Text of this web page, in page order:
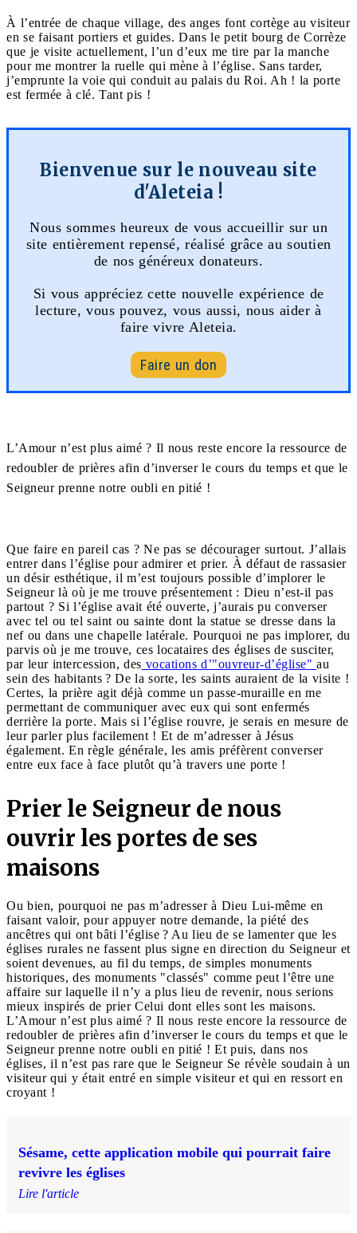
À l’entrée de chaque village, des anges font cortège au visiteur
en se faisant portiers et guides. Dans le petit bourg de Corrèze
que je visite actuellement, l’un d’eux me tire par la manche
pour me montrer la ruelle qui mène à l’église. Sans tarder,
j’emprunte la voie qui conduit au palais du Roi. Ah ! la porte
est fermée à clé. Tant pis !
Bienvenue sur le nouveau site
d'Aleteia !
Nous sommes heureux de vous accueillir sur un
site entièrement repensé, réalisé grâce au soutien
de nos généreux donateurs.
Si vous appréciez cette nouvelle expérience de
lecture, vous pouvez, vous aussi, nous aider à
faire vivre Aleteia.
Faire un don
L’Amour n’est plus aimé ? Il nous reste encore la ressource de
redoubler de prières afin d’inverser le cours du temps et que le
Seigneur prenne notre oubli en pitié !
Que faire en pareil cas ? Ne pas se décourager surtout. J’allais
entrer dans l’église pour admirer et prier. À défaut de rassasier
un désir esthétique, il m’est toujours possible d’implorer le
Seigneur là où je me trouve présentement : Dieu n’est-il pas
partout ? Si l’église avait été ouverte, j’aurais pu converser
avec tel ou tel saint ou sainte dont la statue se dresse dans la
nef ou dans une chapelle latérale. Pourquoi ne pas implorer, du
parvis où je me trouve, ces locataires des églises de susciter,
par leur intercession, des vocations d’"ouvreur-d’église" au
sein des habitants ? De la sorte, les saints auraient de la visite !
Certes, la prière agit déjà comme un passe-muraille en me
permettant de communiquer avec eux qui sont enfermés
derrière la porte. Mais si l’église rouvre, je serais en mesure de
leur parler plus facilement ! Et de m’adresser à Jésus
également. En règle générale, les amis préfèrent converser
entre eux face à face plutôt qu’à travers une porte !
Prier le Seigneur de nous
ouvrir les portes de ses
maisons
Ou bien, pourquoi ne pas m’adresser à Dieu Lui-même en
faisant valoir, pour appuyer notre demande, la piété des
ancêtres qui ont bâti l’église ? Au lieu de se lamenter que les
églises rurales ne fassent plus signe en direction du Seigneur et
soient devenues, au fil du temps, de simples monuments
historiques, des monuments "classés" comme peut l’être une
affaire sur laquelle il n’y a plus lieu de revenir, nous serions
mieux inspirés de prier Celui dont elles sont les maisons.
L’Amour n’est plus aimé ? Il nous reste encore la ressource de
redoubler de prières afin d’inverser le cours du temps et que le
Seigneur prenne notre oubli en pitié ! Et puis, dans nos
églises, il n’est pas rare que le Seigneur Se révèle soudain à un
visiteur qui y était entré en simple visiteur et qui en ressort en
croyant !
Sésame, cette application mobile qui pourrait faire
revivre les églises
Lire l'article